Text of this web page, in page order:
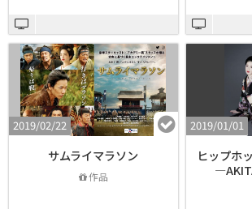
2019/02/22
サムライマラソン
作品
2019/01/01
ヒップホ